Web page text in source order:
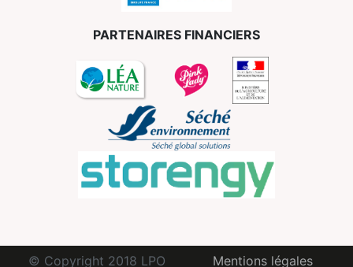
PARTENAIRES FINANCIERS
© Copyright 2018 LPO Mentions légales